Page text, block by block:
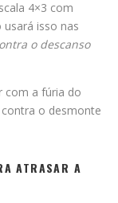
4×3 com
isso nas
o descanso
com a fúria do
o desmonte
ATRASAR A